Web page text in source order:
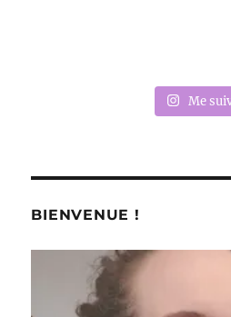
Me
BIENVENUE !